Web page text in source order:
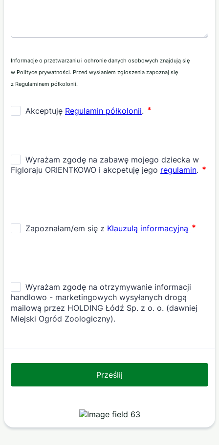
Informacje o przetwarzaniu i ochronie danych osobowych znajdują się
w Polityce prywatności. Przed wysłaniem zgłoszenia zapoznaj się
z Regulaminem półkolonii.
Prześlij